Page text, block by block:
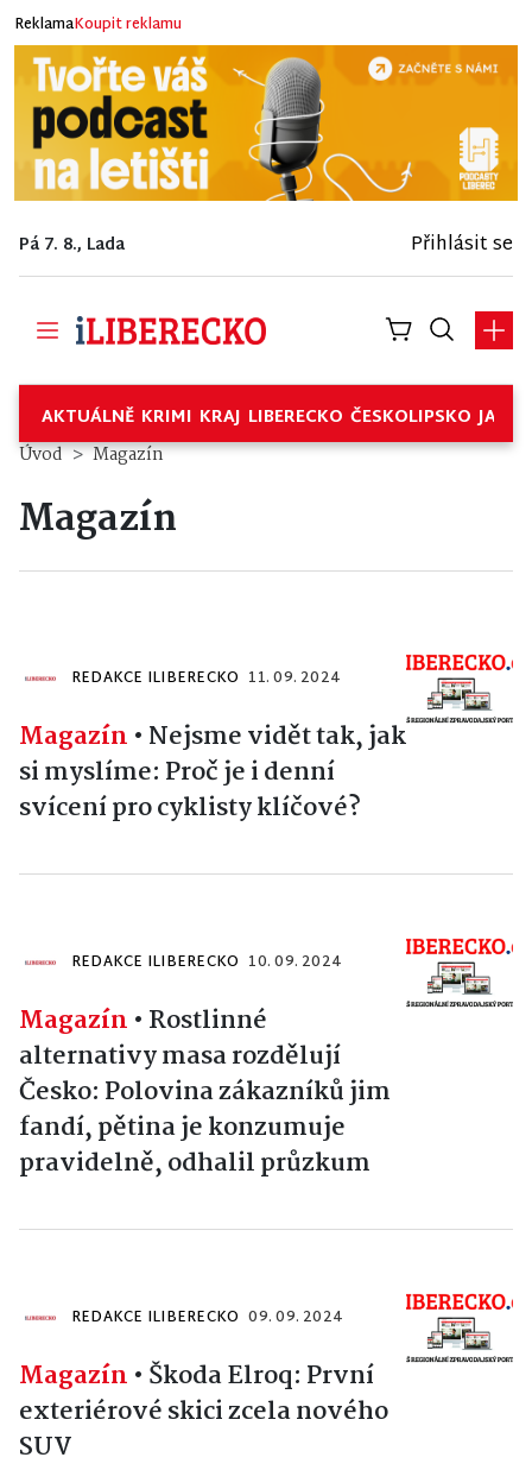
ReklamaKoupit reklamu
Pá 7. 8., Lada Přihlásit se
AKTUÁLNĚ KRIMI KRAJ LIBERECKO ČESKOLIPSKO
Úvod Magazín
Magazín
REDAKCE ILIBERECKO 11. 09. 2024
Magazín • Nejsme vidět tak, jak
si myslíme: Proč je i denní
svícení pro cyklisty klíčové?
REDAKCE ILIBERECKO 10. 09. 2024
Magazín • Rostlinné
alternativy masa rozdělují
Česko: Polovina zákazníků jim
fandí, pětina je konzumuje
pravidelně, odhalil průzkum
REDAKCE ILIBERECKO 09. 09. 2024
Magazín • Škoda Elroq: První
exteriérové skici zcela nového
SUV